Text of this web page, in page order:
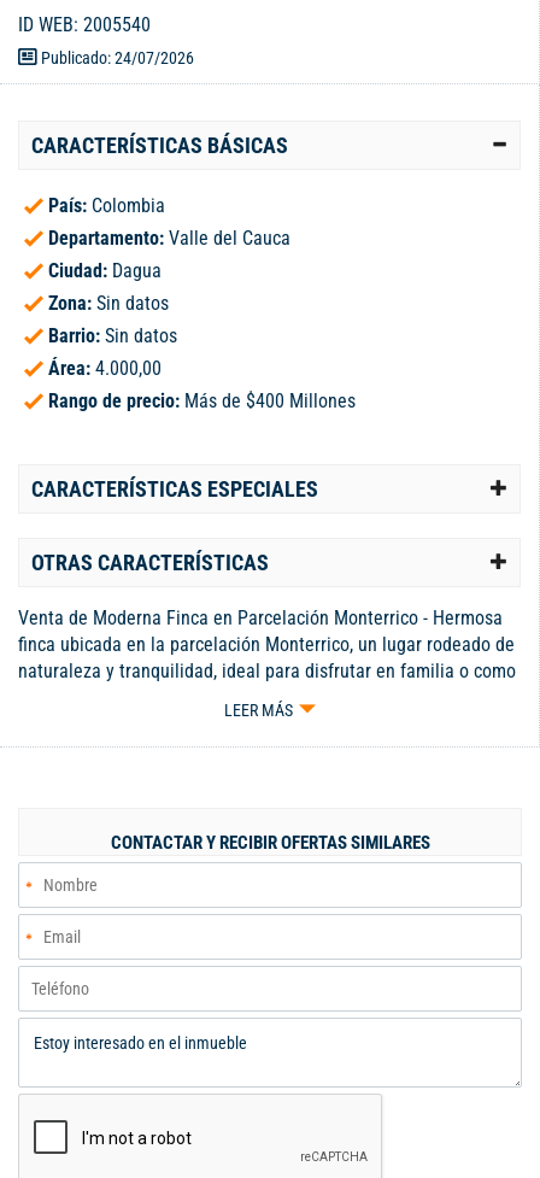
ID WEB: 2005540
Publicado: 24/07/2026
CARACTERÍSTICAS BÁSICAS
País: Colombia
Departamento: Valle del Cauca
Ciudad: Dagua
Zona: Sin datos
Barrio: Sin datos
Área: 4.000,00
Rango de precio: Más de $400 Millones
CARACTERÍSTICAS ESPECIALES
OTRAS CARACTERÍSTICAS
Venta de Moderna Finca en Parcelación Monterrico - Hermosa
finca ubicada en la parcelación Monterrico, un lugar rodeado de
naturaleza y tranquilidad, ideal para disfrutar en familia o como
inversión vacacional. Área de 4000m, esta propiedad cuenta con
comedor, cocina integral, salón de juegos, sauna, piscina y
casa para mayordomo, lo que brinda independencia y
funcionalidad. Rodeada de jardines bien cuidados y árboles
frutales, la finca goza de una excelente vista panorámica y
amplios espacios de parqueo. Precio: $800 millones... - Código
8969346
LEER MÁS
CONTACTAR Y RECIBIR OFERTAS SIMILARES